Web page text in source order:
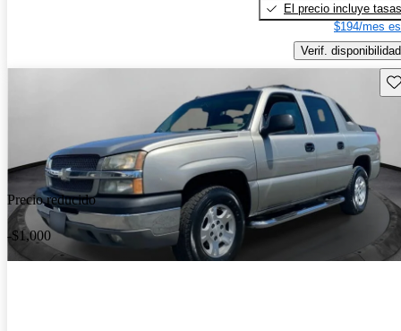
El precio incluye tasas
$194/mes
Verif. disponibilidad
Precio reducido
-$1,000